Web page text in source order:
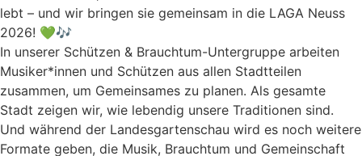
lebt – und wir bringen sie gemeinsam in die LAGA Neuss
2026! 💚🎶
In unserer Schützen & Brauchtum-Untergruppe arbeiten
Musiker*innen und Schützen aus allen Stadtteilen
zusammen, um Gemeinsames zu planen. Als gesamte
Stadt zeigen wir, wie lebendig unsere Traditionen sind.
Und während der Landesgartenschau wird es noch weitere
Formate geben, die Musik, Brauchtum und Gemeinschaft